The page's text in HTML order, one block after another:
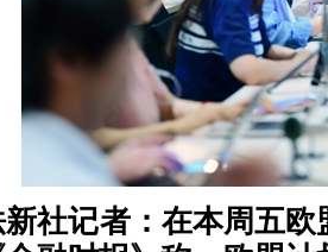
社记者：在本周五